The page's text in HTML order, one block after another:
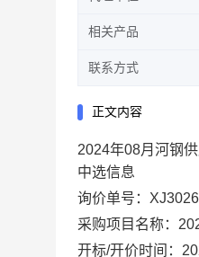
相关产品
联系方式
正文内容
2024年08月河钢
中选信息
询价单号：
采购项目名称：
开标/开价时间：